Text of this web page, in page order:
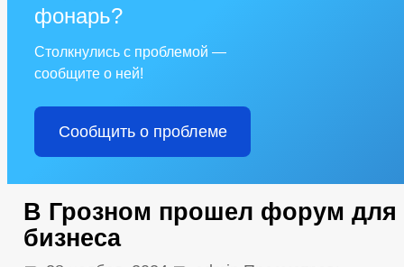
фонарь?
Столкнулись с проблемой —
сообщите о ней!
Сообщить о проблеме
В Грозном прошел форум для
бизнеса